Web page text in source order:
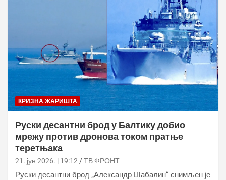
КРИЗНА ЖАРИШТА
Руски десантни брод у Балтику добио
мрежу против дронова током пратње
теретњака
21. јун 2026. | 19:12 ТВ ФРОНТ
Руски десантни брод „Александр Шабалин“ снимљен је